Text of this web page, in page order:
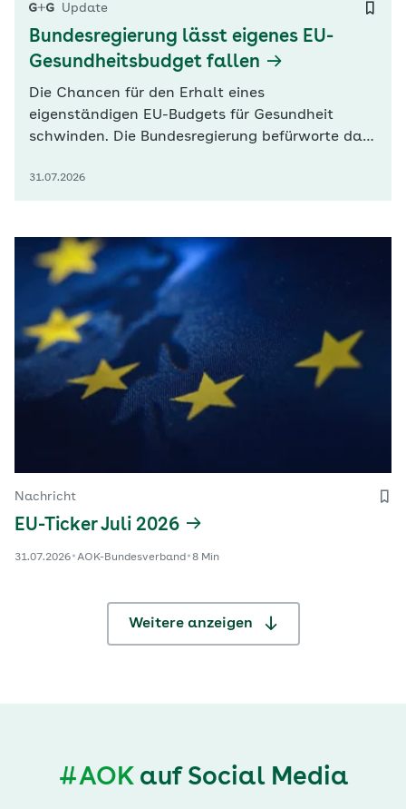
Pflegebedürftigkeit seien von zentraler…
Update
Bundesregierung lässt eigenes EU-
Gesundheitsbudget fallen
Die Chancen für den Erhalt eines
eigenständigen EU-Budgets für Gesundheit
schwinden. Die Bundesregierung befürworte das
EU4Health in einem übergeordneten
auf Anfrage mit. Das biete auch die Möglichkeit,
„den…
31.07.2026
Nachricht
EU-Ticker Juli 2026
31.07.2026 AOK-Bundesverband 8 Min
Weitere anzeigen
#AOKauf Social Media